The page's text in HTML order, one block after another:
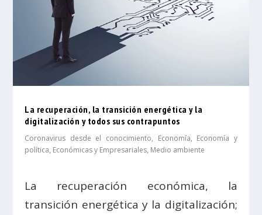
La recuperación, la transición energética y la
digitalización y todos sus contrapuntos
Coronavirus desde el conocimiento, Economía, Economía y
política, Económicas y Empresariales, Medio ambiente
La recuperación económica, la
transición energética y la digitalización;